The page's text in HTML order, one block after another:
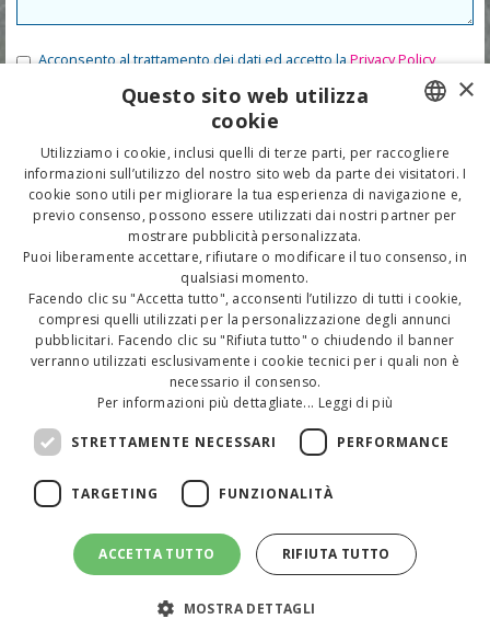
Acconsento al trattamento dei dati ed accetto laPrivacy Policy
00107 - CIN IT099005A1YIRKAZ4I
Via D'Annunzio 30 - 47843 Misano Adriatico (RN)
Tel.+39 0541 615213- E-mail:
info@hotelnorma.com
Sito webbuonsito.it
ITALIAN
ENGLISH
×
Questo sito web utilizza
cookie
Utilizziamo i cookie, inclusi quelli di terze parti, per raccogliere
informazioni sull’utilizzo del nostro sito web da parte dei visitatori. I
cookie sono utili per migliorare la tua esperienza di navigazione e,
previo consenso, possono essere utilizzati dai nostri partner per
mostrare pubblicità personalizzata.
Puoi liberamente accettare, rifiutare o modificare il tuo consenso, in
qualsiasi momento.
Facendo clic su "Accetta tutto", acconsenti l’utilizzo di tutti i cookie,
compresi quelli utilizzati per la personalizzazione degli annunci
pubblicitari. Facendo clic su "Rifiuta tutto" o chiudendo il banner
verranno utilizzati esclusivamente i cookie tecnici per i quali non è
necessario il consenso.
Per informazioni più dettagliate... Leggi di più
STRETTAMENTE NECESSARI PERFORMANCE
TARGETING FUNZIONALITÀ
ACCETTA TUTTO RIFIUTA TUTTO
MOSTRA DETTAGLI